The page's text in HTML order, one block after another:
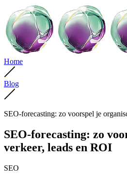
Home
Blog
SEO-forecasting: zo voorspel je
SEO-forecasting: zo
verkeer, leads en ROI
SEO